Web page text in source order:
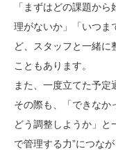
「まずはどの課題か
理がないか」「いつま
ど、スタッフと一緒に
こともあります。
また、一度立てた予定
その際も、「できなか
どう調整しようか」と
で管理する力”につなが